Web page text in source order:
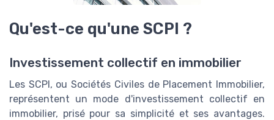
Qu'est-ce qu'une SCPI ?
Investissement collectif en immobilier
Les SCPI, ou Sociétés Civiles de Placement Immobilier,
représentent un mode d'investissement collectif en
immobilier, prisé pour sa simplicité et ses avantages.